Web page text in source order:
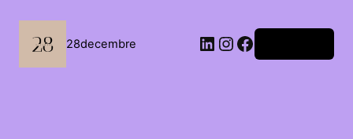
contenu
28decembre LinkedIn
Instagram
Facebook